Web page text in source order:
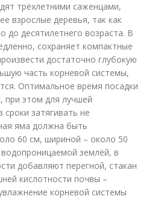
трёхлетними саженцами,
взрослые деревья, так как
до десятилетнего возраста. В
сохраняет компактные
достаточно глубокую
часть корневой системы,
Оптимальное время посадки
при этом для лучшей
затягивать не
яма должна быть
60 см, шириной – около 50
землёй, в
добавляют перегной, стакан
кислотности почвы –
корневой системы